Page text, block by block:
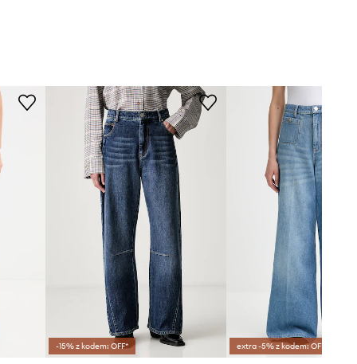
-15% z kodem: OFF* extra -5% z kodem: OFF*